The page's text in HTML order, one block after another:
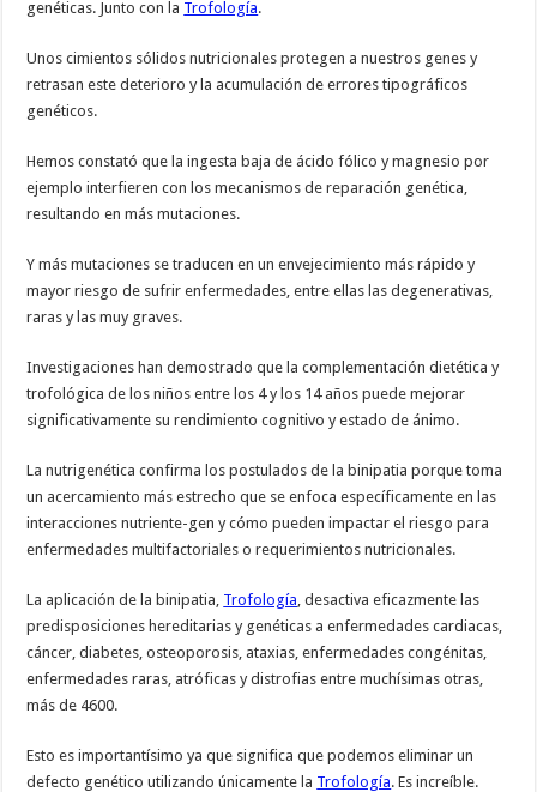
genéticas. Junto con la Trofología.
Unos cimientos sólidos nutricionales protegen a nuestros genes y
retrasan este deterioro y la acumulación de errores tipográficos
genéticos.
Hemos constató que la ingesta baja de ácido fólico y magnesio por
ejemplo interfieren con los mecanismos de reparación genética,
resultando en más mutaciones.
Y más mutaciones se traducen en un envejecimiento más rápido y
mayor riesgo de sufrir enfermedades, entre ellas las degenerativas,
raras y las muy graves.
Investigaciones han demostrado que la complementación dietética y
trofológica de los niños entre los 4 y los 14 años puede mejorar
significativamente su rendimiento cognitivo y estado de ánimo.
La nutrigenética confirma los postulados de la binipatia porque toma
un acercamiento más estrecho que se enfoca específicamente en las
interacciones nutriente-gen y cómo pueden impactar el riesgo para
enfermedades multifactoriales o requerimientos nutricionales.
La aplicación de la binipatia, Trofología , desactiva eficazmente las
predisposiciones hereditarias y genéticas a enfermedades cardiacas,
cáncer, diabetes, osteoporosis, ataxias, enfermedades congénitas,
enfermedades raras, atróficas y distrofias entre muchísimas otras,
más de 4600.
Esto es importantísimo ya que significa que podemos eliminar un
defecto genético utilizando únicamente la Trofología. Es increíble.